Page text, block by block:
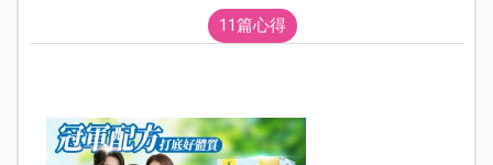
11篇心得